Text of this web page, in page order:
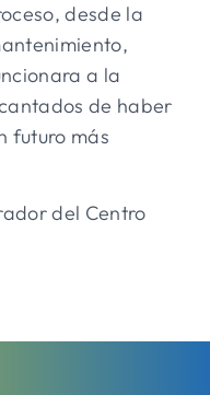
desde la
a la
de haber
futuro más
del Centro